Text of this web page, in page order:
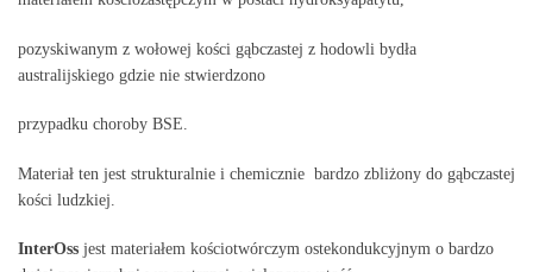
pozyskiwanym z wołowej kości gąbczastej z hodowli bydła
australijskiego gdzie nie stwierdzono
przypadku choroby BSE.
Materiał ten jest strukturalnie i chemicznie bardzo zbliżony do gąbczastej
kości ludzkiej.
InterOss jest materiałem kościotwórczym ostekondukcyjnym o bardzo